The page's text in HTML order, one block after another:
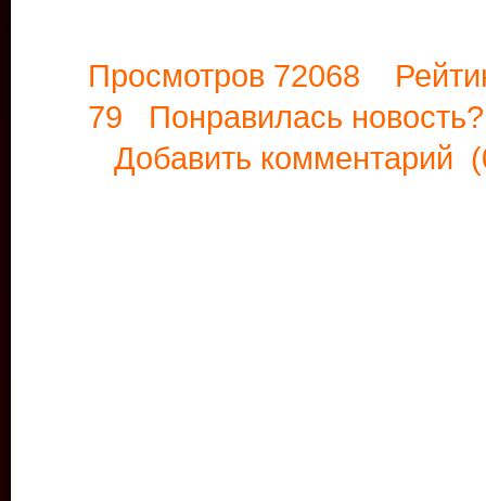
Просмотров 72068
79 Понравилась
Добавить комментарий